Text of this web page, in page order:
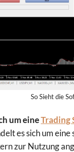
So Sieht die
um eineTrading
es sich um
zur Nutzung